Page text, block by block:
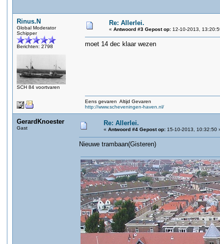
Rinus.N
Global Moderator
Schipper
Berichten: 2798
SCH 84 voortvaren
Re: Allerlei.
« Antwoord #3 Gepost op: 12-10-2013,
moet 14 dec klaar wezen
Eens gevaren Altijd Gevaren
http://www.scheveningen-haven.nl/
GerardKnoester
Gast
Re: Allerlei.
« Antwoord #4 Gepost op: 15-10-2013, 10:32:50
Nieuwe trambaan(Gisteren)